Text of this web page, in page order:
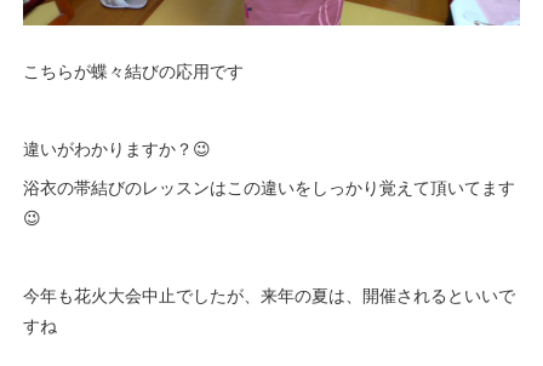
こちらが蝶々結びの応用です
違いがわかりますか？😉
浴衣の帯結びのレッスンはこの違いをしっかり覚えて頂いてます
😉
今年も花火大会中止でしたが、来年の夏は、開催されるといいで
すね